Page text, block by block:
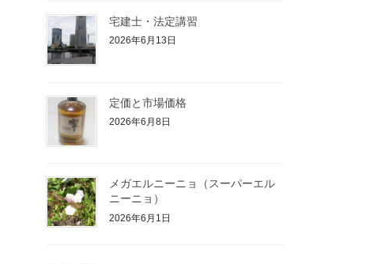
宅建士・法定講習
2026年6月13日
定価と市場価格
2026年6月8日
メガエルニーニョ（スーパーエル
ニーニョ）
2026年6月1日